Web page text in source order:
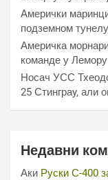
Амерички
подземном тунелу
Америчка
команде у Лемору
Носач УСС
25 Стинграy, али
Недавни
Аки Руски С-400